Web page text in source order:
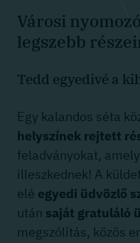
Városi
legszebb
Tedd egyedivé a
Egy kalandos séta
helyszínek rejtett
feladványokat,
illeszkednek! A
elé egyedi üdvözlő
után saját gratuláló
megszólítás, közös